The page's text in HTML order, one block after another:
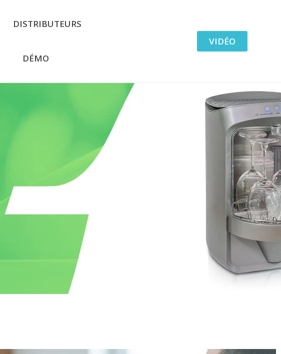
DISTRIBUTEURS
DÉMO
VIDÉO